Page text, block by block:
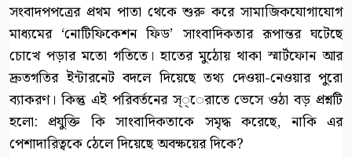
সংবাদপপত্রের প্রথম পাতা থেকে শুরু করে সামাজিকযোগাযোগ
মাধ্যমের ‘নোটিফিকেশন ফিড’ সাংবাদিকতার রূপান্তর ঘটেছে
চোখে পড়ার মতো গতিতে। হাতের মুঠোয় থাকা স্মার্টফোন আর
দ্রুতগতির ইন্টারনেট বদলে দিয়েছে তথ্য দেওয়া-নেওয়ার পুরো
ব্যাকরণ। কিন্তু এই পরিবর্তনের স্্েরাতে ভেসে ওঠা বড় প্রশ্নটি
হলো: প্রযুক্তি কি সাংবাদিকতাকে সমৃদ্ধ করেছে, নাকি এর
পেশাদারিত্বকে ঠেলে দিয়েছে অবক্ষয়ের দিকে?